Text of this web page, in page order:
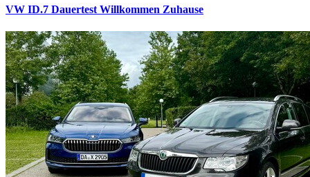
VW ID.7 Dauertest Willkommen Zuhause